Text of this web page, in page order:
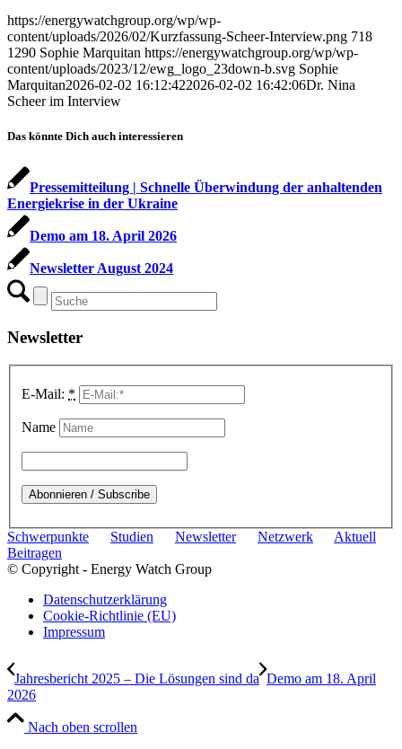
https://energywatchgroup.org/wp/wp-
content/uploads/2026/02/Kurzfassung-Scheer-Interview.png 718
1290 Sophie Marquitan https://energywatchgroup.org/wp/wp-
content/uploads/2023/12/ewg_logo_23down-b.svg Sophie
Marquitan2026-02-02 16:12:422026-02-02 16:42:06Dr. Nina
Scheer im Interview
Das könnte Dich auch interessieren
Pressemitteilung | Schnelle Überwindung der anhaltenden
Energiekrise in der Ukraine
Demo am 18. April 2026
Newsletter August 2024
Newsletter
E-Mail: *
Name
Schwerpunkte Studien Newsletter Netzwerk
Aktuell
Beitragen
© Copyright - Energy Watch Group
Datenschutzerklärung
Cookie-Richtlinie (EU)
Impressum
Jahresbericht 2025 – Die Lösungen sind da Demo am 18. April
2026
Nach oben scrollen